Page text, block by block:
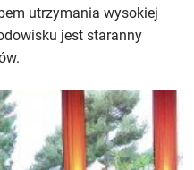
utrzymania wysokiej
jest staranny